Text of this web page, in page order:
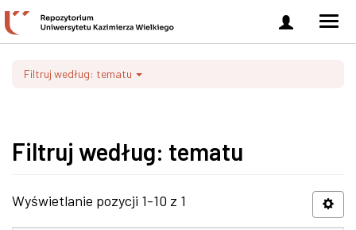
Zaloguj
się
Filtruj według: tematu
Filtruj według: tematu
Wyświetlanie pozycji 1-10 z 1